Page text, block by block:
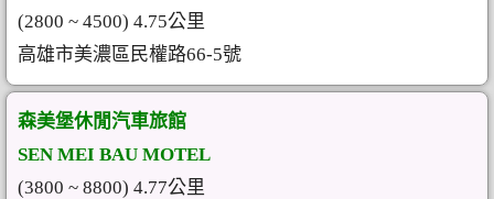
(2800 ~ 4500) 4.75公里
高雄市美濃區民權路66-5號
森美堡休閒汽車旅館
SEN MEI BAU MOTEL
(3800 ~ 8800) 4.77公里